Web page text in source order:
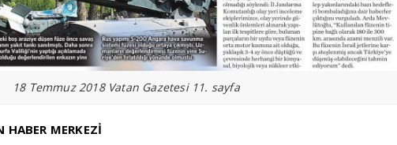
18 Temmuz 2018 Vatan Gazetesi 11. sayfa
HABER MERKEZİ